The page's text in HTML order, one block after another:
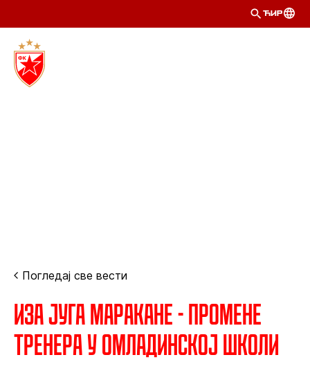
ЋИР
Погледај све вести
Иза југа Маракане - Промене
тренера у Омладинској школи